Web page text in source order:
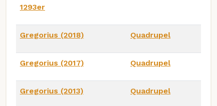
1293er
Gregorius (2018) Quadrupel
Gregorius (2017) Quadrupel
Gregorius (2013) Quadrupel